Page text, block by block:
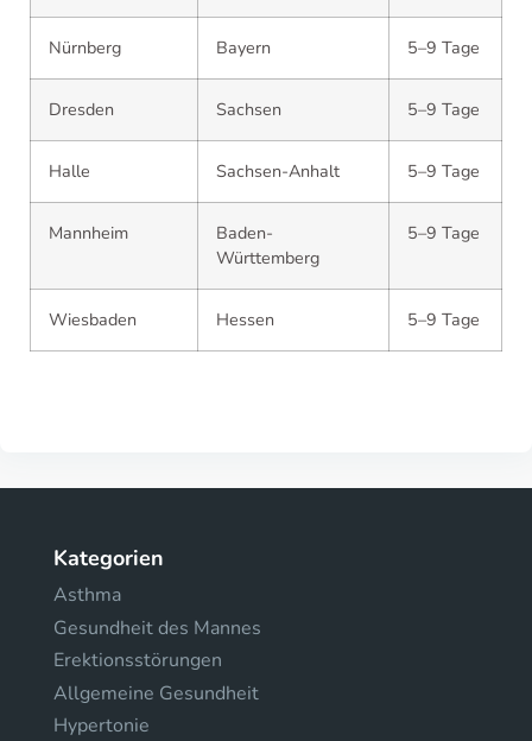
Nürnberg Bayern 5–9 Tage
Dresden Sachsen 5–9 Tage
Halle Sachsen-Anhalt 5–9 Tage
Mannheim
Baden-
Württemberg
5–9 Tage
Wiesbaden Hessen 5–9 Tage
Kategorien
Asthma
Gesundheit des Mannes
Erektionsstörungen
Allgemeine Gesundheit
Hypertonie